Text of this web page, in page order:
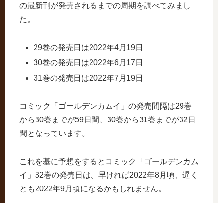
の最新刊が発売されるまでの周期を調べてみまし
た。
29巻の発売日は2022年4月19日
30巻の発売日は2022年6月17日
31巻の発売日は2022年7月19日
コミック「ゴールデンカムイ」の発売間隔は29巻
から30巻までが59日間、30巻から31巻までが32日
間となっています。
これを基に予想をするとコミック「ゴールデンカム
イ」32巻の発売日は、早ければ2022年8月頃、遅く
とも2022年9月頃になるかもしれません。